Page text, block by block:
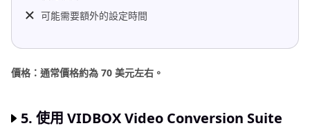
可能需要額外的設定時間
價格：通常價格約為 70 美元左右。
5. 使用 VIDBOX Video Conversion Suite